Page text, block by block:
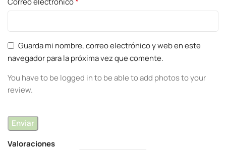
Valoraciones
Guarda mi nombre, correo electrónico y web en este
navegador para la próxima vez que comente.
You have to be logged in to be able to add photos to your
review.